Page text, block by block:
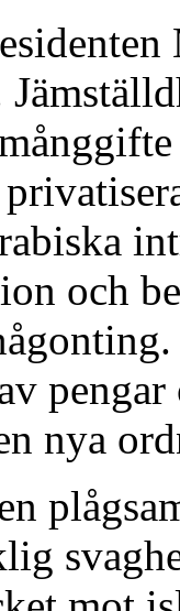
och
nya